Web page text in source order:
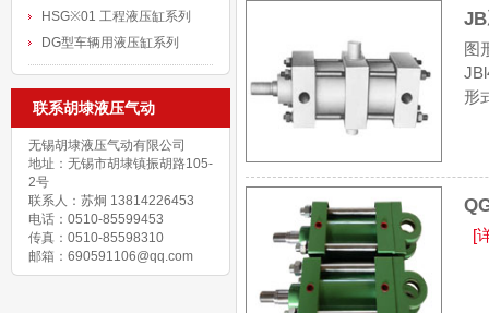
HSG※01 工程液压缸系列
DG型车辆用液压缸系列
联系胡埭液压气动
无锡胡埭液压气动有限公司
地址：无锡市胡埭镇振胡路105-
2号
联系人：苏炯 13814226453
电话：0510-85599453
传真：0510-85598310
邮箱：690591106@qq.com
图
形
[